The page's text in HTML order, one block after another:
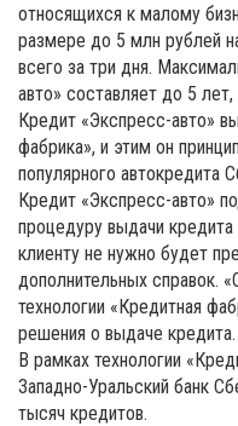
относящихся к малому
размере до 5 млн рублей
всего за три дня.
авто» составляет до 5
Кредит «Экспресс-авто»
фабрика», и этим он
популярного автокредита
Кредит «Экспресс-авто»
процедуру выдачи
клиенту не нужно будет
дополнительных справок.
технологии «Кредитная
решения о выдаче кредита.
В рамках технологии
Западно-Уральский банк
тысяч кредитов.